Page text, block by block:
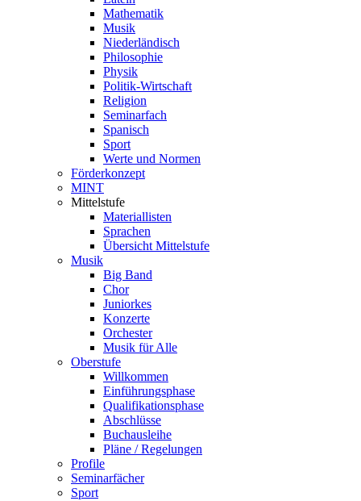
Mathematik
Musik
Niederländisch
Philosophie
Physik
Politik-Wirtschaft
Religion
Seminarfach
Spanisch
Sport
Werte und Normen
Förderkonzept
MINT
Mittelstufe
Materiallisten
Sprachen
Übersicht Mittelstufe
Musik
Big Band
Chor
Juniorkes
Konzerte
Orchester
Musik für Alle
Oberstufe
Willkommen
Einführungsphase
Qualifikationsphase
Abschlüsse
Buchausleihe
Pläne / Regelungen
Profile
Seminarfächer
Sport